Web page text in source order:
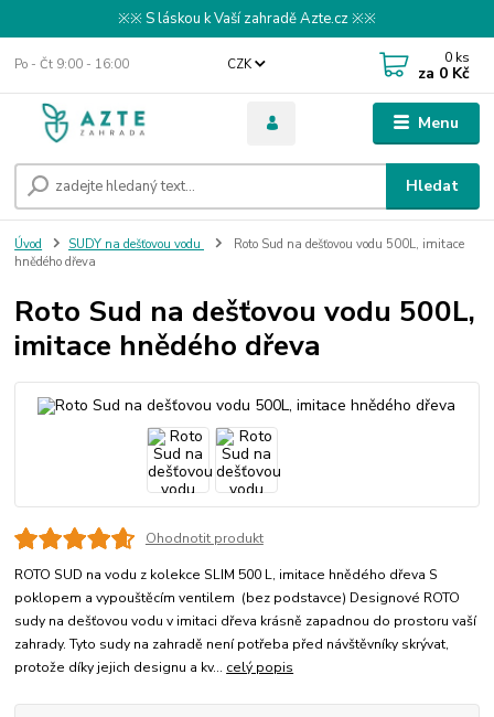
※※ S láskou k Vaší zahradě Azte.cz ※※
Menu
CZK
Hledat
Po - Čt 9:00 - 16:00 0 ks
za 0 Kč
Úvod SUDY na dešťovou vodu
Roto Sud na dešťovou vodu 500L, imitace
hnědého dřeva
Roto Sud na dešťovou vodu 500L,
imitace hnědého dřeva
Ohodnotit produkt
ROTO SUD na vodu z kolekce SLIM 500 L, imitace hnědého dřeva S
poklopem a vypouštěcím ventilem (bez podstavce) Designové ROTO
sudy na dešťovou vodu v imitaci dřeva krásně zapadnou do prostoru vaší
zahrady. Tyto sudy na zahradě není potřeba před návštěvníky skrývat,
protože díky jejich designu a kv... celý popis